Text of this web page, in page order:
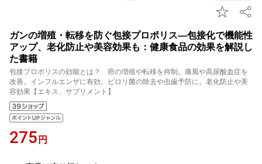
ガンの増殖・転移を防ぐ包接プロポリス—包接化で機能性
アップ、老化防止や美容効果も：健康食品の効果を解説し
た書籍
包接プロポリスの効能とは？ 癌の増殖や転移を抑制。痛風や高尿酸血症を
改善。インフルエンザに有効。ピロリ菌の除去や虫歯予防に。老化防止や美
容効果【エキス、サプリメント】
275 円